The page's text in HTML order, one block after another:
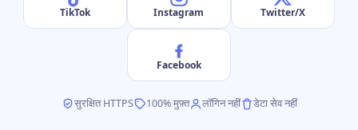
TikTok Instagram Twitter/X
Facebook
सुरक्षित HTTPS 100% मुफ़्त लॉगिन नहीं डेटा सेव नहीं